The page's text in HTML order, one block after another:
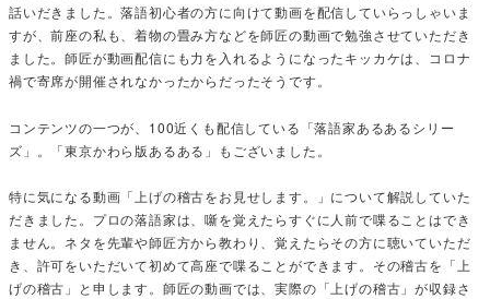
話いだきました。落語初心者の方に向けて動画を配信していらっしゃいま
すが、前座の私も、着物の畳み方などを師匠の動画で勉強させていただき
ました。師匠が動画配信にも力を入れるようになったキッカケは、コロナ
禍で寄席が開催されなかったからだったそうです。
コンテンツの一つが、100近くも配信している「落語家あるあるシリー
ズ」。「東京かわら版あるある」もございました。
特に気になる動画「上げの稽古をお見せします。」について解説していた
だきました。プロの落語家は、噺を覚えたらすぐに人前で喋ることはでき
ません。ネタを先輩や師匠方から教わり、覚えたらその方に聴いていただ
き、許可をいただいて初めて高座で喋ることができます。その稽古を「上
げの稽古」と申します。師匠の動画では、実際の「上げの稽古」が収録さ